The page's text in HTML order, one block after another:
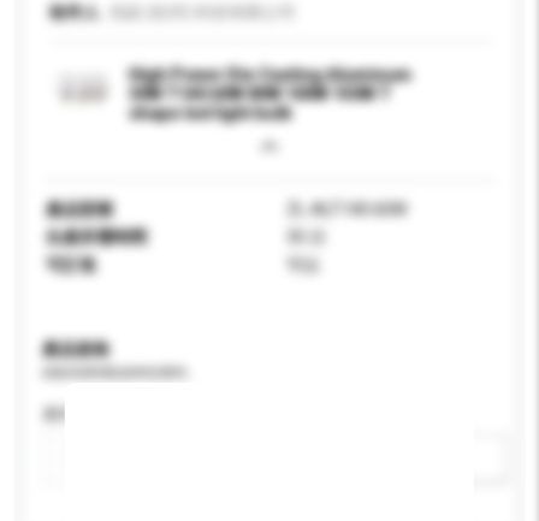
收件人
High Power Die Casting Aluminum
30W T140 60W 80W 100W 150W T
shape led light bulb
產品型號
ZL-ALT140 60W
生產所需時間
可訂造
可以
產品規格